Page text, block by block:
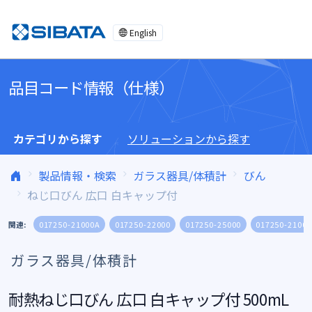
English
品目コード情報（仕様）
カテゴリから探す ソリューションから探す
製品情報・検索 ガラス器具/体積計
びん
ねじ口びん 広口 白キャップ付
関連: 017250-21000A 017250-22000 017250-25000 017250-
ガラス器具/体積計
耐熱ねじ口びん 広口 白キャップ付 500mL